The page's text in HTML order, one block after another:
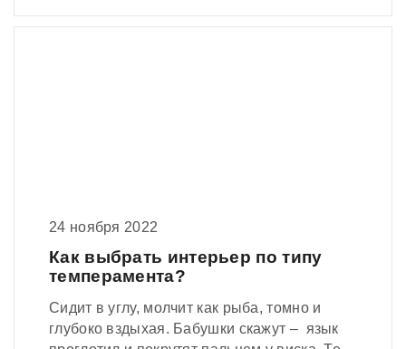
24 ноября 2022
Как выбрать интерьер по типу
темперамента?
Сидит в углу, молчит как рыба, томно и
глубоко вздыхая. Бабушки скажут – язык